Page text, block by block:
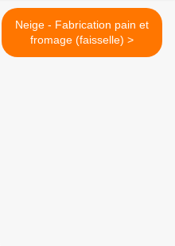
Neige - Fabrication pain et
fromage (faisselle) >